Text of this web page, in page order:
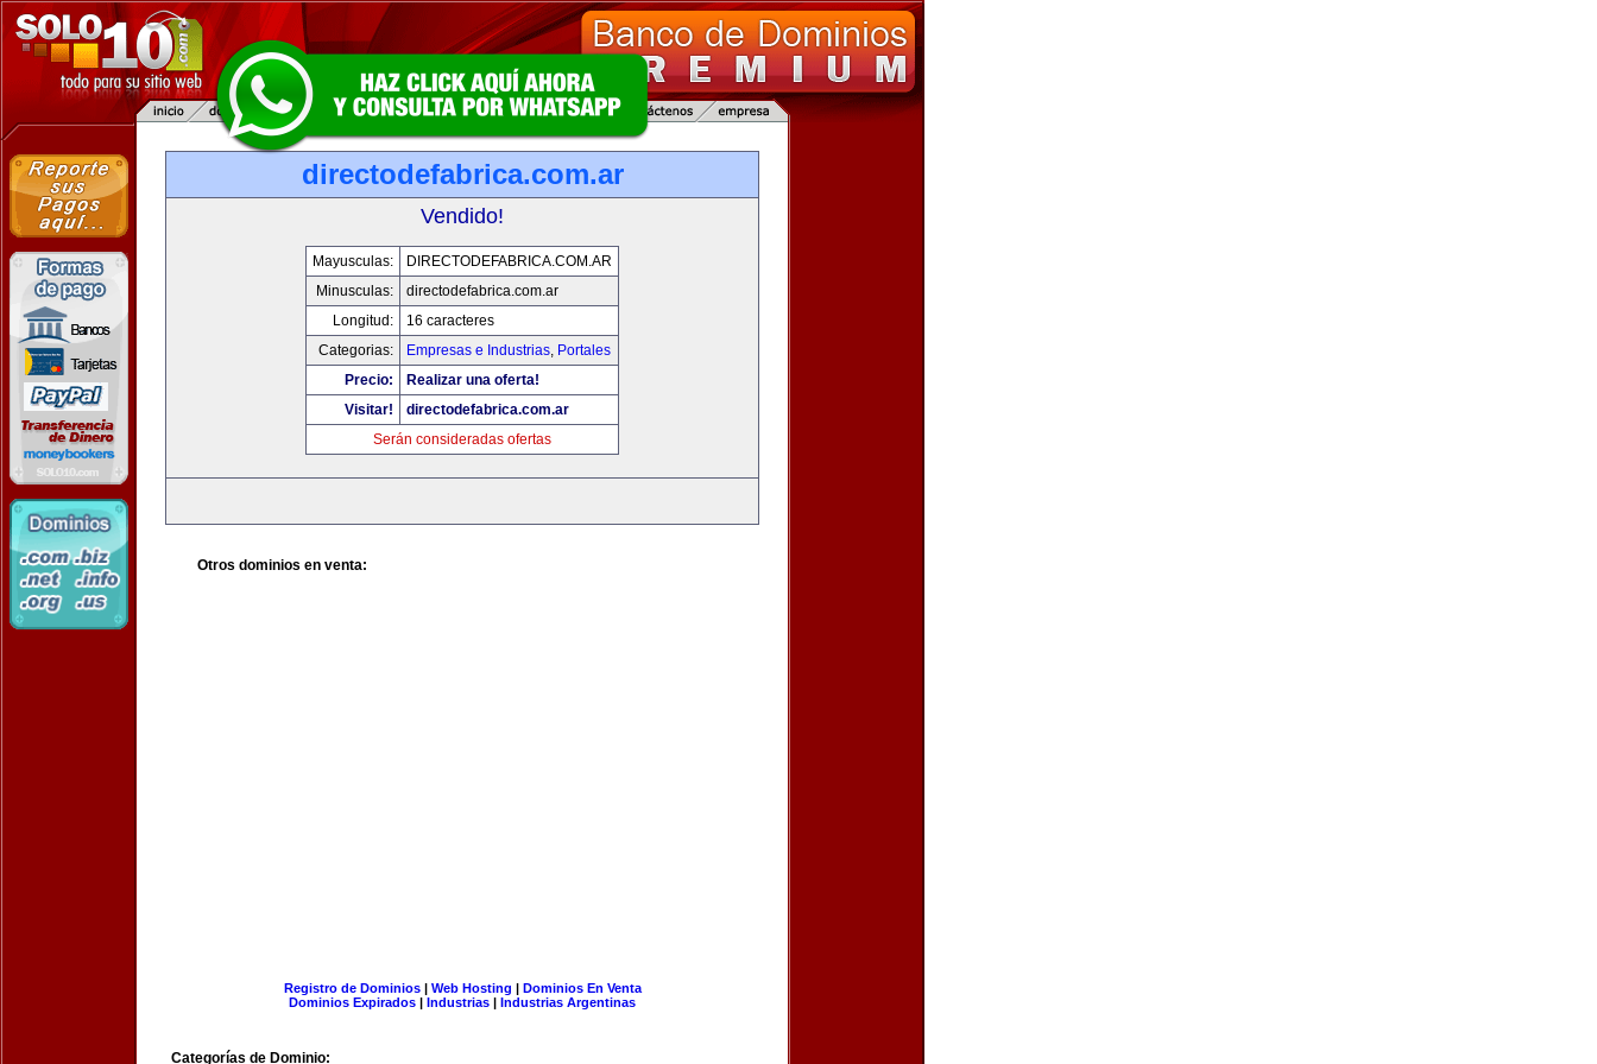
directodefabrica.com.ar
Vendido!
Mayusculas:
DIRECTODEFABRICA.COM.AR
Minusculas:
directodefabrica.com.ar
Longitud:
16 caracteres
Categorias:
Empresas e Industrias, Portales
Precio:
Realizar una oferta!
Visitar!
directodefabrica.com.ar
Serán consideradas ofertas
Otros dominios en venta:
Registro de Dominios| Web Hosting | Dominios En Venta
Dominios Expirados | Industrias | Industrias Argentinas
Categorías de Dominio: